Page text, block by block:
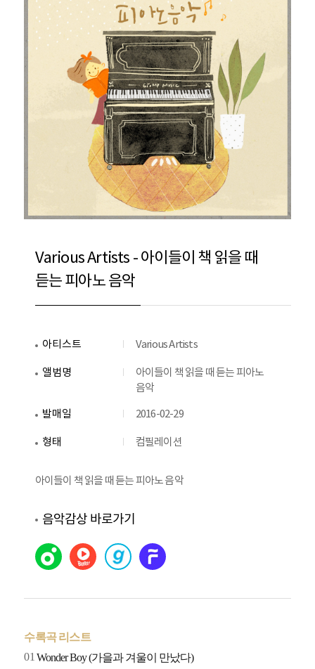
Various Artists - 아이들이 책 읽을 때
듣는 피아노 음악
아티스트 Various Artists
앨범명
아이들이 책 읽을 때 듣는 피아노
음악
발매일 2016-02-29
형태 컴필레이션
아이들이 책 읽을 때 듣는 피아노 음악
음악감상 바로가기
수록곡 리스트
01 Wonder Boy (가을과 겨울이 만났다)